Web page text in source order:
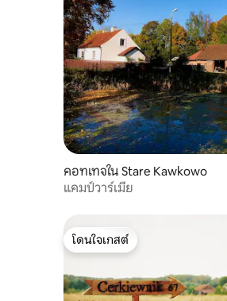
คอทเทจใน Stare Kawkowo
แคมป์วาร์เมีย
โดนใจเกสต์
โดนใจเกสต์